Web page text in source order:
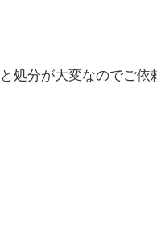
分が大変なのでご依